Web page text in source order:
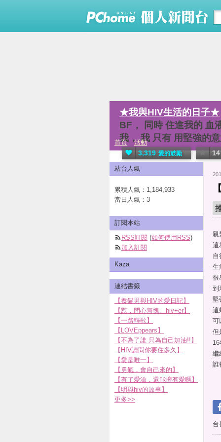
★我與HIV生活的日子★
BF， 同時 住進我的 血
我， 我 只有 用堅強的
3,319 愛的鼓勵 14
首頁 活動
親
這
自
生
很
到
堅
這
可
但
繼
誰
台
站台人氣
累積人氣： 1,184,933
當日人氣： 3
訂閱本站
RSS訂閱 (如何使用RSS)
加入訂閱
Kaza
連結書籤
【養貓男與HIV的愛日記】
【懟，問心無愧。hiv+er】
【一路輕歌】
【LOVEppears】
【不為了誰 只為自己加油!!】
【HIV請問你要住多久】
【愛是唯一】
【勇氣，會自己來的】
【有了愛滋，還能擁有愛嗎】
【明與hiv的故事】
更多>>